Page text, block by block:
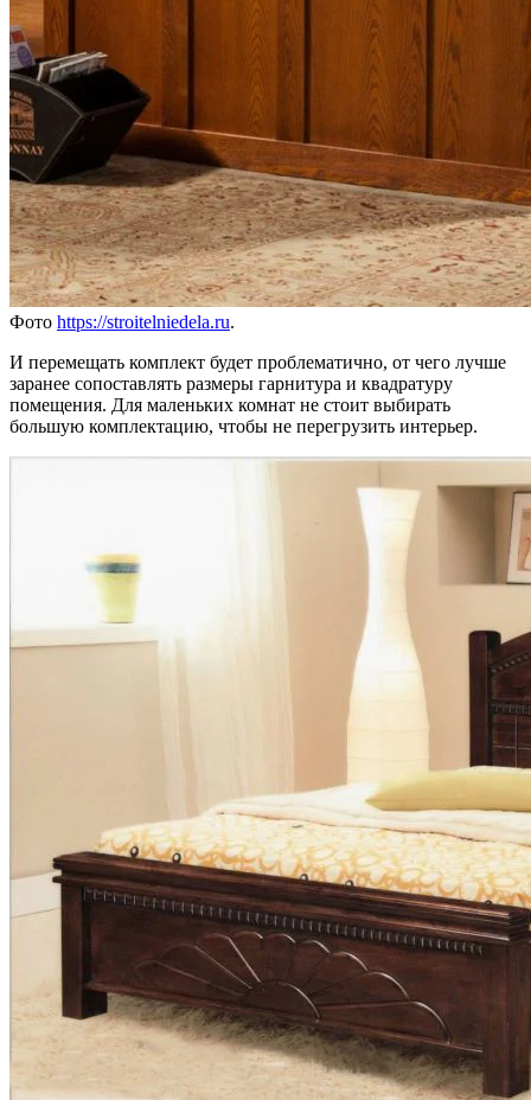
Фото https://stroitelniedela.ru.
И перемещать комплект будет проблематично, от чего лучше
заранее сопоставлять размеры гарнитура и квадратуру
помещения. Для маленьких комнат не стоит выбирать
большую комплектацию, чтобы не перегрузить интерьер.